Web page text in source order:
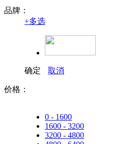
品牌：
+多选
确定 取消
价格：
0 - 1600
1600 - 3200
3200 - 4800